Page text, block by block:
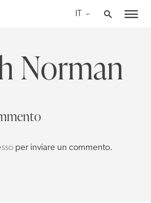
IT
Norman
per inviare un commento.